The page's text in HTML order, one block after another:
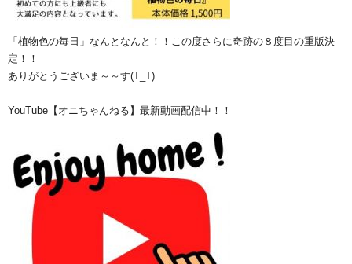
「植物色の毎日」なんとなんと！！この度さらに奇跡の８度目の重版決
定！！
ありがとうございま～～す(T_T)
YouTube【オニちゃんねる】最新動画配信中！！